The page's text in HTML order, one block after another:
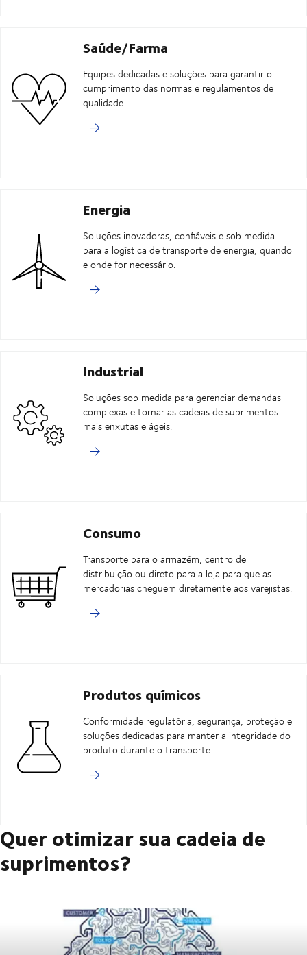
Saúde/Farma
Equipes dedicadas e soluções para garantir o
cumprimento das normas e regulamentos de
qualidade.
Energia
Soluções inovadoras, confiáveis e sob medida
para a logística de transporte de energia, quando
e onde for necessário.
Industrial
Soluções sob medida para gerenciar demandas
complexas e tornar as cadeias de suprimentos
mais enxutas e ágeis.
Consumo
Transporte para o armazém, centro de
distribuição ou direto para a loja para que as
mercadorias cheguem diretamente aos varejistas.
Produtos químicos
Conformidade regulatória, segurança, proteção e
soluções dedicadas para manter a integridade do
produto durante o transporte.
Quer otimizar sua cadeia de
suprimentos?